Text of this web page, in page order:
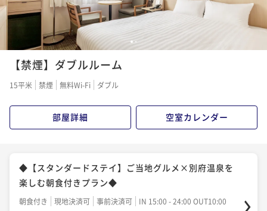
1 2
【禁煙】ダブルルーム
15平米 禁煙 無料Wi-Fi ダブル
部屋詳細 空室カレンダー
◆【スタンダードステイ】ご当地グルメ×別府温泉を
楽しむ朝食付きプラン◆
朝食付き 現地決済可 事前決済可
IN 15:00 - 24:00 OUT10:00